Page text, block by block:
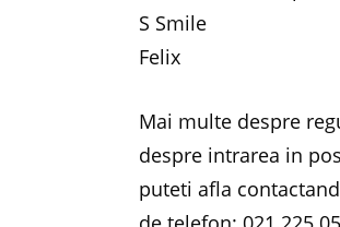
S Smile
Felix
Mai multe despre
despre intrarea in
puteti afla